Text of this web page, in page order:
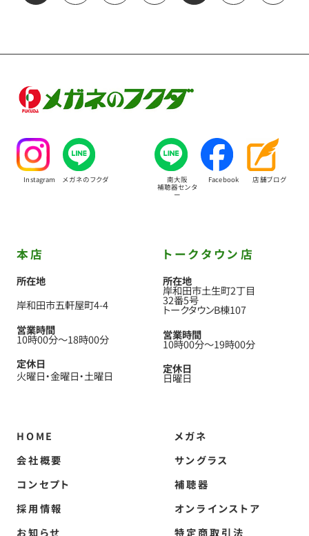
Instagram メガネのフクダ 南大阪
補聴器センタ
ー
Facebook 店舗ブログ
本店
所在地
岸和田市五軒屋町4-4
営業時間
10時00分〜18時00分
定休日
火曜日 金曜日 土曜日
トークタウン店
所在地
岸和田市土生町2丁目
32番5号
トークタウンB棟107
営業時間
10時00分〜19時00分
定休日
日曜日
HOME
会社概要
コンセプト
採用情報
お知らせ
メガネ
サングラス
補聴器
オンラインストア
特定商取引法